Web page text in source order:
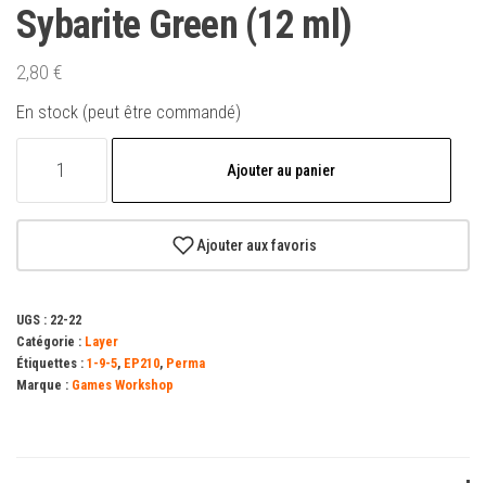
Sybarite Green (12 ml)
2,80 €
En stock (peut être commandé)
(12
Ajouter au panier
Ajouter aux favoris
UGS : 22-22
Catégorie : Layer
Étiquettes : 1-9-5, EP210, Perma
Marque : Games Workshop